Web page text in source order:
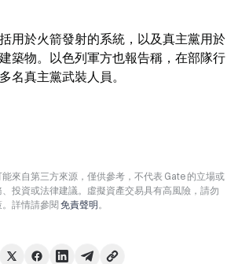
用於火箭發射的系統，以及真主黨用於
築物。以色列軍方也報告稱，在部隊行
名真主黨武裝人員。
來自第三方來源，僅供參考，不代表 Gate 的立場或
投資或法律建議。虛擬資產交易具有高風險，請勿
詳情請參閱 免責聲明。